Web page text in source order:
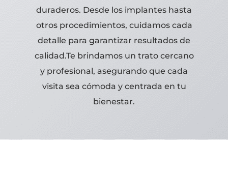
duraderos. Desde los implantes hasta
otros procedimientos, cuidamos cada
detalle para garantizar resultados de
calidad.Te brindamos un trato cercano
y profesional, asegurando que cada
visita sea cómoda y centrada en tu
bienestar.